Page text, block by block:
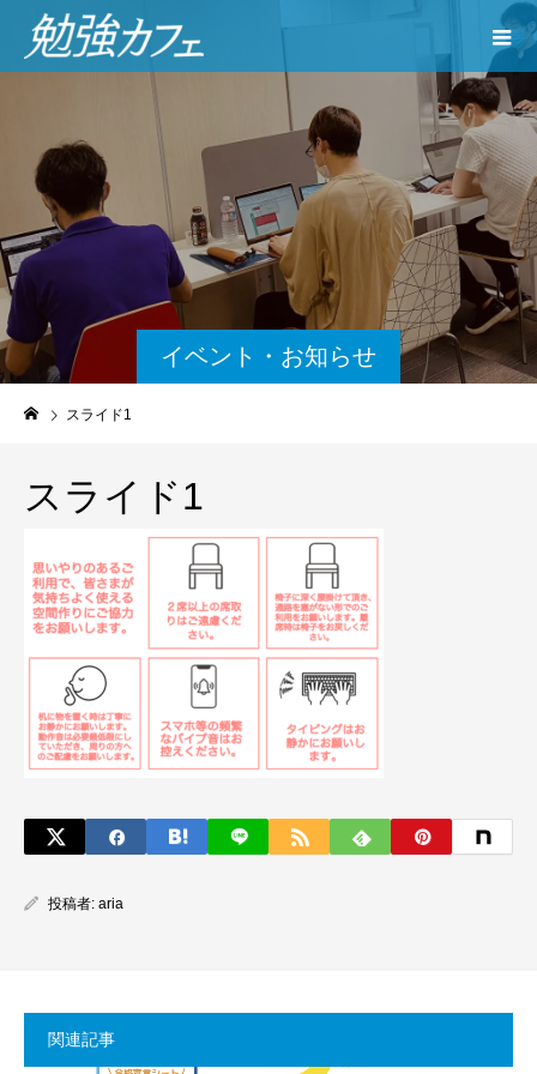
イベント・お知らせ
スライド1
スライド1
投稿者: aria
関連記事